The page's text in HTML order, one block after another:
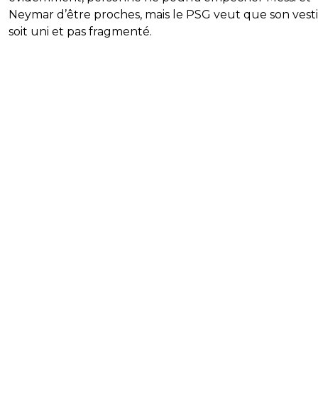
Neymar d’être proches, mais le PSG veut que son
soit uni et pas fragmenté.